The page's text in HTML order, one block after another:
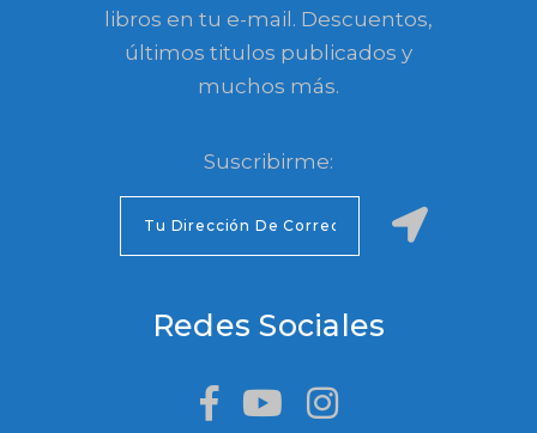
libros en tu e-mail. Descuentos,
últimos titulos publicados y
muchos más.
Suscribirme:
Redes Sociales